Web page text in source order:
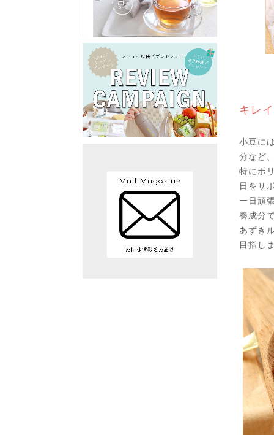
キレ
小豆に
分など
特にポ
日をサ
一日頑
養成分
あずき
目指し